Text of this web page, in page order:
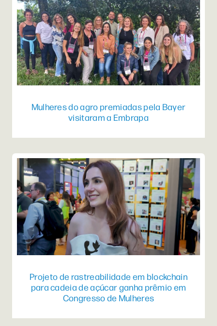
Mulheres do agro premiadas pela Bayer
visitaram a Embrapa
Projeto de rastreabilidade em blockchain
para cadeia de açúcar ganha prêmio em
Congresso de Mulheres